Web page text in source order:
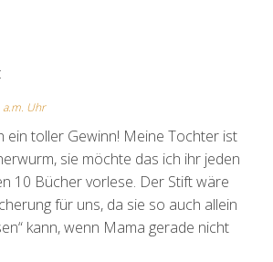
a.m. Uhr
ein toller Gewinn! Meine Tochter ist
sie möchte das ich ihr jeden
10 Bücher vorlese. Der Stift wäre
für uns, da sie so auch allein
kann, wenn Mama gerade nicht